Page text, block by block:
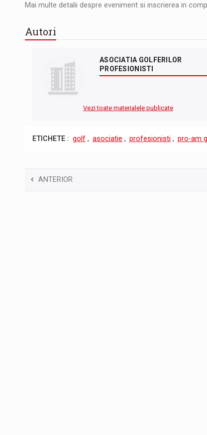
Mai multe detalii despre eveniment si inscrierea in
Autori
ASOCIATIA GOLFERILOR
PROFESIONISTI
Vezi toate materialele publicate
ETICHETE : golf , asociatie , profesionisti , pro-am
ANTERIOR